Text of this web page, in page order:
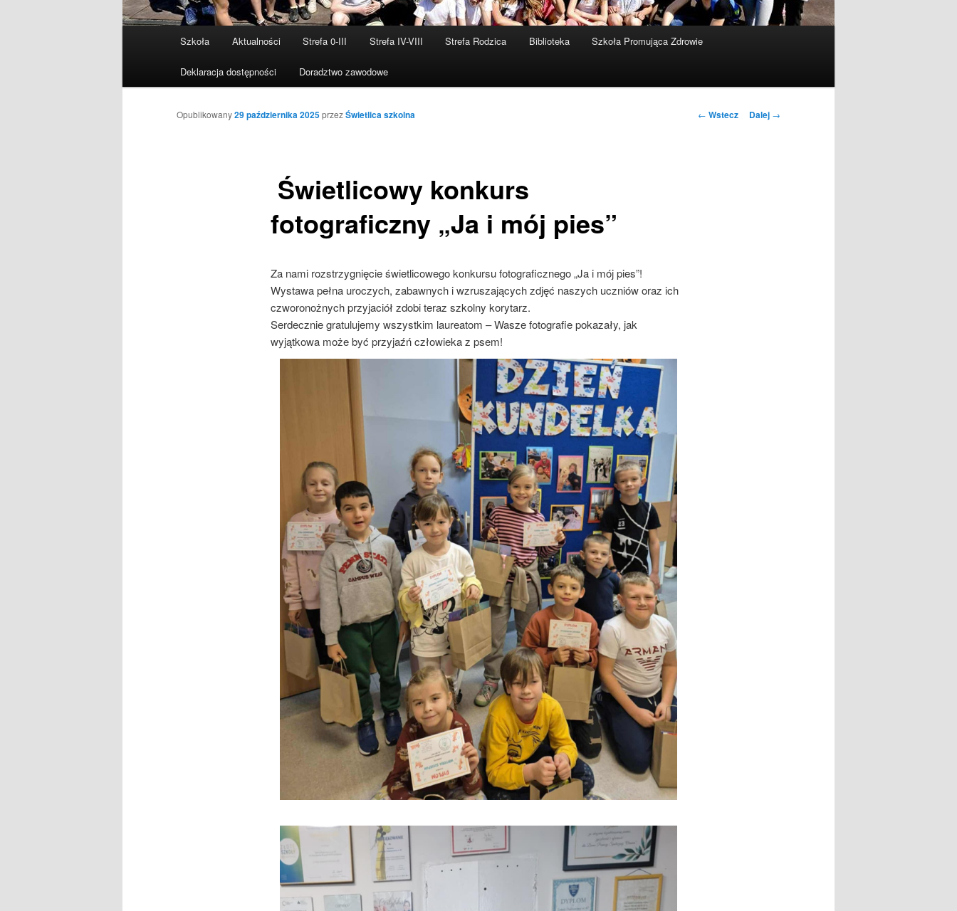
Przeskocz
do
tekstu
Szkoła Aktualności Strefa 0-III Strefa IV-VIII Strefa Rodzica Biblioteka Szkoła Promująca Zdrowie
Deklaracja dostępności Doradztwo zawodowe
Nawigacja
← Wstecz Dalej →
Świetlicowy konkurs
fotograficzny „Ja i mój pies”
Opublikowany29 października 2025przezŚwietlica szkolna
Za nami rozstrzygnięcie świetlicowego konkursu fotograficznego „Ja i mój pies”!
Wystawa pełna uroczych, zabawnych i wzruszających zdjęć naszych uczniów oraz ich
czworonożnych przyjaciół zdobi teraz szkolny korytarz.
Serdecznie gratulujemy wszystkim laureatom – Wasze fotografie pokazały, jak
wyjątkowa może być przyjaźń człowieka z psem!